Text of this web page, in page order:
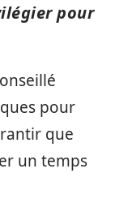
pour
pour
que
un temps